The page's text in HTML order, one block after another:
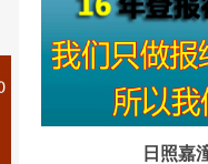
日照嘉